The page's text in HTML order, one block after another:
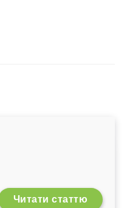
Читати статтю